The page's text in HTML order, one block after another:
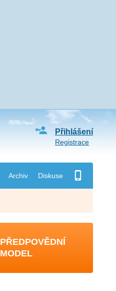
Archiv Diskuse
Přihlášení
Registrace
PŘEDPOVĚDNÍ
MODEL